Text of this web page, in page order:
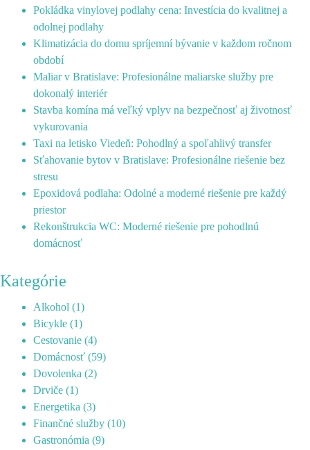
Pokládka vinylovej podlahy cena: Investícia do kvalitnej a
odolnej podlahy
Klimatizácia do domu spríjemní bývanie v každom ročnom
období
Maliar v Bratislave: Profesionálne maliarske služby pre
dokonalý interiér
Stavba komína má veľký vplyv na bezpečnosť aj životnosť
vykurovania
Taxi na letisko Viedeň: Pohodlný a spoľahlivý transfer
Sťahovanie bytov v Bratislave: Profesionálne riešenie bez
stresu
Epoxidová podlaha: Odolné a moderné riešenie pre každý
priestor
Rekonštrukcia WC: Moderné riešenie pre pohodlnú
domácnosť
Kategórie
Alkohol (1)
Bicykle (1)
Cestovanie (4)
Domácnosť (59)
Dovolenka (2)
Drviče (1)
Energetika (3)
Finančné služby (10)
Gastronómia (9)